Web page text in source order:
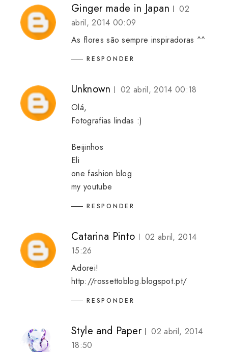
Ginger made in Japan
02
abril, 2014 00:09
As flores são sempre inspiradoras ^^
RESPONDER
Unknown
02 abril, 2014 00:18
Olá,
Fotografias lindas :)
Beijinhos
Eli
one fashion blog
my youtube
RESPONDER
Catarina Pinto
02 abril, 2014
15:26
Adorei!
http://rossettoblog.blogspot.pt/
RESPONDER
Style and Paper
02 abril, 2014
18:50